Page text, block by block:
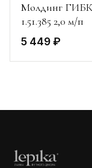
Молдинг
1.51.385 2,0 м/п
5 449 ₽